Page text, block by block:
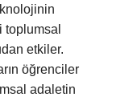
etkiler.
öğrenciler
adaletin